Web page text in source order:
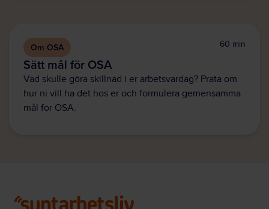
Om OSA 60 min
Sätt mål för OSA
Vad skulle göra skillnad i er arbetsvardag? Prata om
hur ni vill ha det hos er och formulera gemensamma
mål för OSA.